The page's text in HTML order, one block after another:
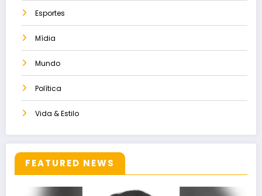
Esportes
Mídia
Mundo
Política
Vida & Estilo
FEATURED NEWS